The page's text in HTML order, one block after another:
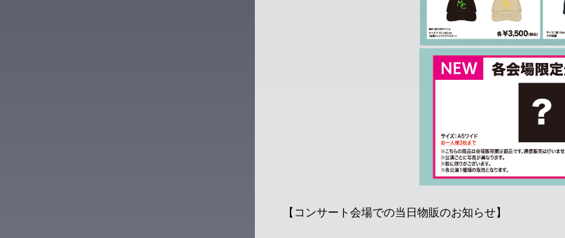
【コンサート会場での当日物販のお知らせ】